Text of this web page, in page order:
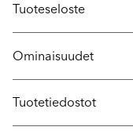
Tuoteseloste
Ominaisuudet
Tuotetiedostot